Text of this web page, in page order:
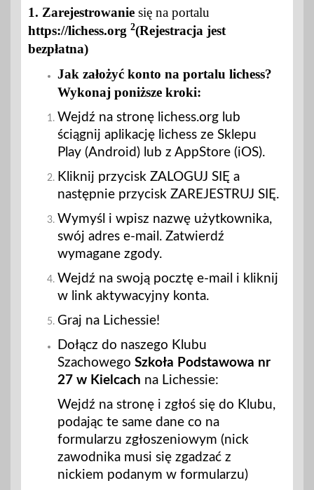
1. Zarejestrowanie się na portalu
https://lichess.org 2(Rejestracja jest
bezpłatna)
Jak założyć konto na portalu lichess?
Wykonaj poniższe kroki:
Wejdź na stronę lichess.org lub
ściągnij aplikację lichess ze Sklepu
Play (Android) lub z AppStore (iOS).
Kliknij przycisk ZALOGUJ SIĘ a
następnie przycisk ZAREJESTRUJ SIĘ.
Wymyśl i wpisz nazwę użytkownika,
swój adres e-mail. Zatwierdź
wymagane zgody.
Wejdź na swoją pocztę e-mail i kliknij
w link aktywacyjny konta.
Graj na Lichessie!
Dołącz do naszego Klubu
Szachowego Szkoła Podstawowa nr
27 w Kielcach na Lichessie:
Wejdź na stronę i zgłoś się do Klubu,
podając te same dane co na
formularzu zgłoszeniowym (nick
zawodnika musi się zgadzać z
nickiem podanym w formularzu)